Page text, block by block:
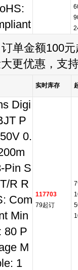
单金额100元
更优惠，支
实时库存
Digi
P
0.
Pin S
R R
Com
Min
80 P
M
1
117703
79起订